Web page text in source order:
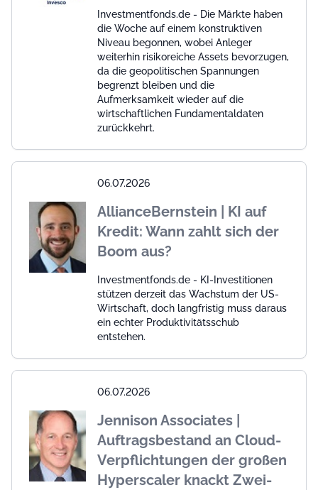
Investmentfonds.de - Die Märkte haben
die Woche auf einem konstruktiven
Niveau begonnen, wobei Anleger
weiterhin risikoreiche Assets bevorzugen,
da die geopolitischen Spannungen
begrenzt bleiben und die
Aufmerksamkeit wieder auf die
wirtschaftlichen Fundamentaldaten
zurückkehrt.
06.07.2026
AllianceBernstein | KI auf
Kredit: Wann zahlt sich der
Boom aus?
Investmentfonds.de - KI-Investitionen
stützen derzeit das Wachstum der US-
Wirtschaft, doch langfristig muss daraus
ein echter Produktivitätsschub
entstehen.
06.07.2026
Jennison Associates |
Auftragsbestand an Cloud-
Verpflichtungen der großen
Hyperscaler knackt Zwei-